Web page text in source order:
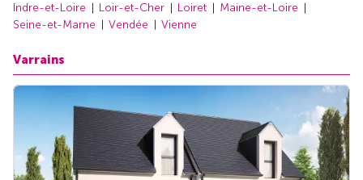
Indre-et-Loire Loir-et-Cher Loiret
Maine-et-Loire
Seine-et-Marne
Vendée Vienne
Varrains